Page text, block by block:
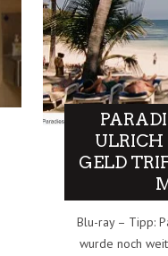
ULRICH
GELD
Blu-ray – Tipp:
wurde noch